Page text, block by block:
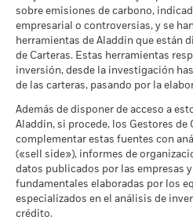
referencia
con
limitaciones
1 (%) USD
Las eventuales comisiones de
excluidas del cálculo.
Las cifras mostradas hacen
pasadas.La rentabilidad pasada
la rentabilidad futura. Los
formas muy diferentes en el
SEDOL
Ejemplo de inversión USD 10.000
a
Escenarios
Tensión
Lo que puede
Rendimiento
Desfavorable
Lo que puede
Rendimiento
más abajo.
MSCI - Armas Controvertidas
a 30 jun 2026
MSCI - Armas Nucleares
MSCI - Armas de Fuego de
Uso Civil
a 30 jun 2026
MSCI - Tabaco
a 30 jun 2026
sobre la integración de factores
desea más información sobre
documentación del fondo sobre
riesgos materiales dentro de este
BlackRock Global
(English)
Ver todos los documentos
sobre emisiones de carbono,
empresarial o controversias, y se
herramientas de Aladdin que están
de Carteras. Estas herramientas
inversión, desde la investigación
de las carteras, pasando por la
Además de disponer de acceso a
Aladdin, si procede, los Gestores de
complementar estas fuentes con
(«sell side»), informes de
datos publicados por las empresas
fundamentales elaboradas por los
especializados en el análisis de
crédito.